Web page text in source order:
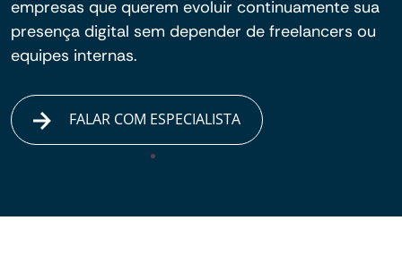
empresas que querem evoluir continuamente sua
presença digital sem depender de freelancers ou
equipes internas.
FALAR COM ESPECIALISTA